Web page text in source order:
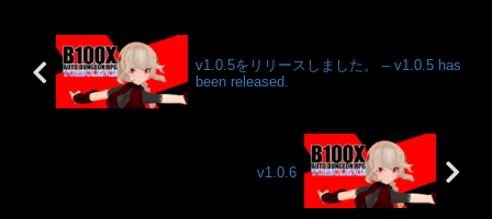
v1.0.5をリリースしました。 – v1.0.5 has
been released.
v1.0.6